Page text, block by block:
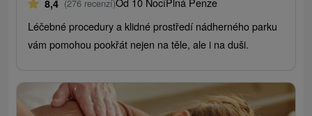
8,4 (276 recenzí)
Léčebné procedury a klidné prostředí nádherného parku
vám pomohou pookřát nejen na těle, ale i na duši.